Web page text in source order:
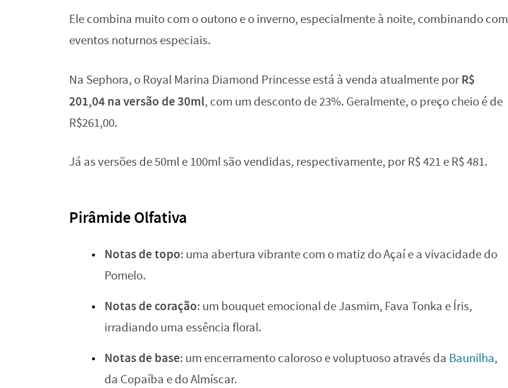
Ele combina muito com o outono e o inverno, especialmente à noite, combinando com
eventos noturnos especiais.
Na Sephora, o Royal Marina Diamond Princesse está à venda atualmente porR$
201,04 na versão de 30ml, com um desconto de 23%. Geralmente, o preço cheio é de
R$261,00.
Já as versões de 50ml e 100ml são vendidas, respectivamente, por R$ 421 e R$ 481.
Pirâmide Olfativa
Notasde topo: uma abertura vibrante com o matiz do Açaí e a vivacidade do
Pomelo.
Notasde coração: um bouquet emocional de Jasmim, Fava Tonka e Íris,
irradiando uma essência floral.
Notasde base: um encerramento caloroso e voluptuoso através da Baunilha,
da Copaíba e do Almíscar.